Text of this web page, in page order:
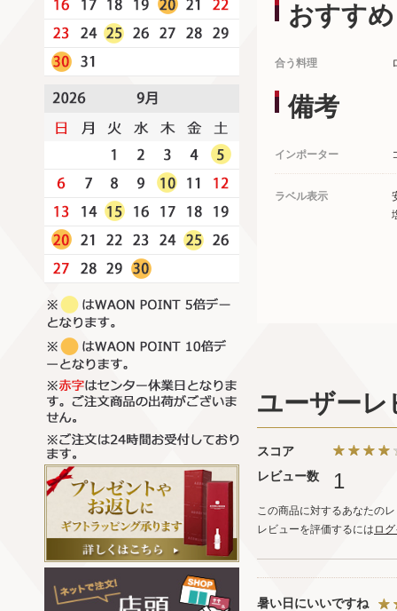
おすすめ
合う料理
備考
インポーター
ラベル表示
ユーザーレ
スコア
レビュー数
1
この商品に対するあなたの
レビューを評価するには ロ
暑い日にいいですね